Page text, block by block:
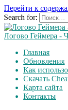
Перейти к
Search for:
Логово Геймера -
Главная
Обновления
Как
Скачать
Карта сайта
Контакты